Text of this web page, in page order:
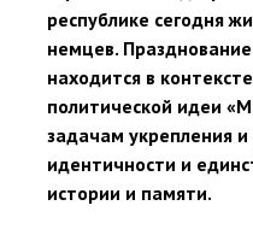
республике сегодня
немцев.
находится в
политической идеи
задачам укрепления и
идентичности и
истории и памяти.